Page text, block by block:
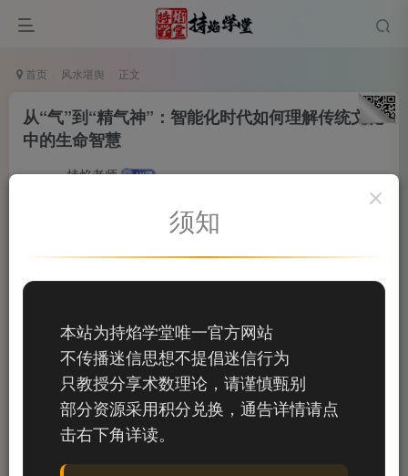
首页 风水堪舆 正文
从“气”到“精气神”：智能化时代如何理解传统文化
中的生命智慧
持焰老师
私信
文化的“阴阳”“风水”“气场”等概念是落后的、甚至带有迷信色
彩。事实上，这些概念背后隐藏着古人对自然规律、生命成
长与环境关系的深刻观察。
须知
本站为持焰学堂唯一官方网站
不传播迷信思想不提倡迷信行为
只教授分享术数理论，请谨慎甄别
部分资源采用积分兑换，通告详情请点
击右下角详读。